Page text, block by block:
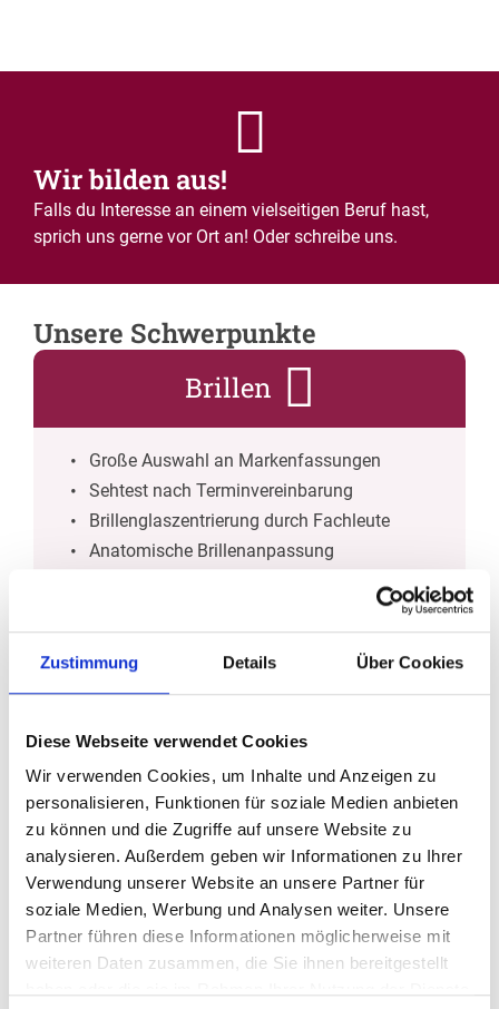
Zustimmung Details Über Cookies
Diese Webseite verwendet Cookies
Wir verwenden Cookies, um Inhalte und Anzeigen zu
personalisieren, Funktionen für soziale Medien anbieten
zu können und die Zugriffe auf unsere Website zu
analysieren. Außerdem geben wir Informationen zu Ihrer
Verwendung unserer Website an unsere Partner für
soziale Medien, Werbung und Analysen weiter. Unsere
Partner führen diese Informationen möglicherweise mit
weiteren Daten zusammen, die Sie ihnen bereitgestellt
Wir bilden aus!
Falls du Interesse an einem vielseitigen Beruf hast,
sprich uns gerne vor Ort an! Oder schreibe uns.
Unsere Schwerpunkte
Brillen
Große Auswahl an Markenfassungen
Sehtest nach Terminvereinbarung
Brillenglaszentrierung durch Fachleute
Anatomische Brillenanpassung
Internationale Marken und Designer
Sonnenbrillen mit und ohne individueller
Sehstärke
Umfassender UV-Schutz